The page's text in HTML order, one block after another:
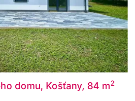
domu, Košťany, 84 m2